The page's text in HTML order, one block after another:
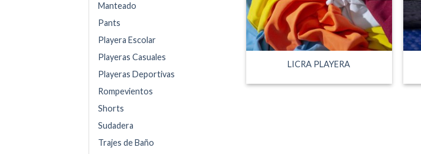
Manteado
Pants
Playera Escolar
Playeras Casuales
Playeras Deportivas
Rompevientos
Shorts
Sudadera
Trajes de Baño
LICRA PLAYERA